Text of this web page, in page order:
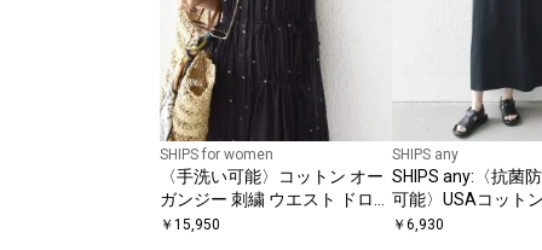
SHIPS for women
〈手洗い可能〉コットン オー
ガンジー 刺繍 ウエスト ドロス
ト ワンピース
￥ 15,950
SHIPS any
SHIPS any:〈抗菌
可能〉USAコット
ネック Aライン ワ
￥ 6,930